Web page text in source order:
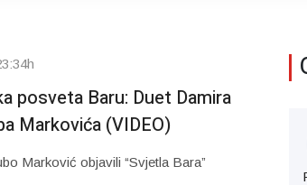
posveta Baru: Duet Damira
Markovića (VIDEO)
Marković objavili “Svjetla Bara”